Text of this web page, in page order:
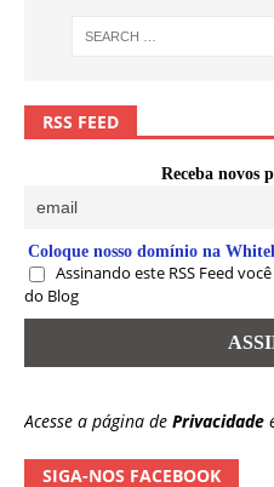
RSS FEED
Receba novos
Coloque nosso domínio na
Assinando este RSS Feed
do Blog
Acesse a página de Privacidade
SIGA-NOS FACEBOOK